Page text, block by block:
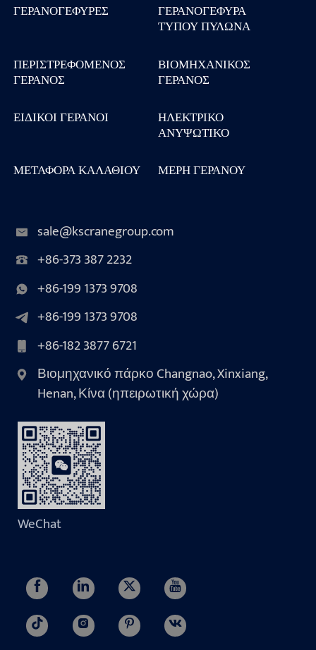
ΓΕΡΑΝΟΓΈΦΥΡΕΣ ΓΕΡΑΝΟΓΈΦΥΡΑ
ΤΎΠΟΥ ΠΥΛΏΝΑ
ΠΕΡΙΣΤΡΕΦΌΜΕΝΟΣ
ΓΕΡΑΝΌΣ
ΒΙΟΜΗΧΑΝΙΚΌΣ
ΓΕΡΑΝΌΣ
ΕΙΔΙΚΟΊ ΓΕΡΑΝΟΊ
ΗΛΕΚΤΡΙΚΌ
ΑΝΥΨΩΤΙΚΌ
ΜΕΤΑΦΟΡΆ ΚΑΛΑΘΙΟΎ
ΜΈΡΗ ΓΕΡΑΝΟΎ
sale@kscranegroup.com
+86-373 387 2232
+86-199 1373 9708
+86-199 1373 9708
+86-182 3877 6721
Βιομηχανικό πάρκο Changnao, Xinxiang,
Henan, Κίνα (ηπειρωτική χώρα)
WeChat